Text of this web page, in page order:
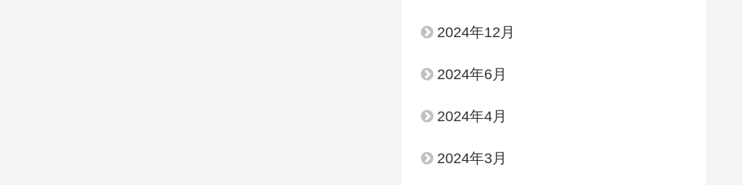
2024年12月
2024年6月
2024年4月
2024年3月